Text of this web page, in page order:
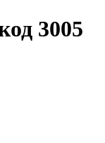
3005